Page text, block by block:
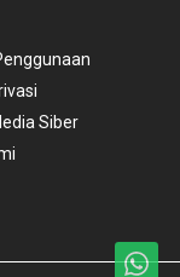
Siber